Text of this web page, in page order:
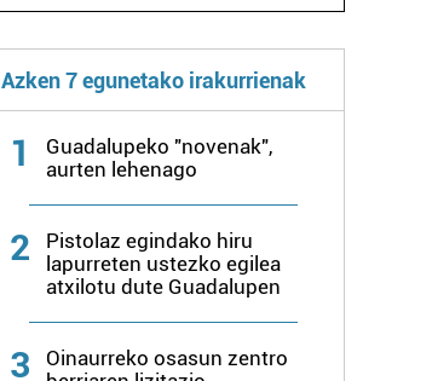
Azken 7 egunetako irakurrienak
1
Guadalupeko "novenak",
aurten lehenago
2
Pistolaz egindako hiru
lapurreten ustezko egilea
atxilotu dute Guadalupen
3
Oinaurreko osasun zentro